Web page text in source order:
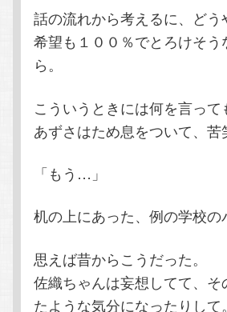
話の流れから考えるに、ど
希望も１００％でとろけそ
ら。
こういうときには何を言って
あずさはため息をついて、苦
「もう…」
机の上にあった、例の学校
思えば昔からこうだった。
佐織ちゃんは妄想してて、
たような気分になったりして。